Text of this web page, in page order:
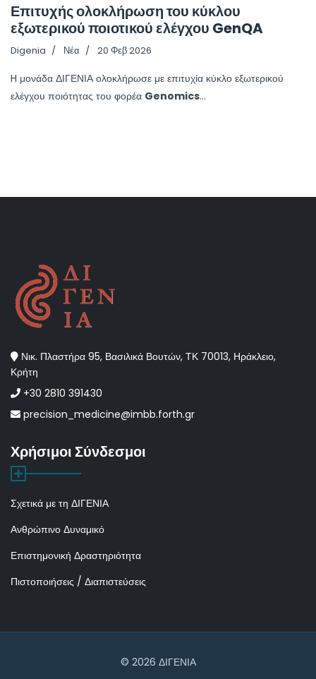
Επιτυχής ολοκλήρωση του κύκλου
εξωτερικού ποιοτικού ελέγχου GenQA
Digenia Νέα 20 Φεβ 2026
H μονάδα ΔΙΓΕΝΙΑ ολοκλήρωσε με επιτυχία κύκλο εξωτερικού
ελέγχου ποιότητας του φορέα Genomics...
Νικ. Πλαστήρα 95, Βασιλικά Βουτών, ΤΚ 70013, Ηράκλειο,
Κρήτη
+30 2810 391430
precision_medicine@imbb.forth.gr
Χρήσιμοι Σύνδεσμοι
Σχετικά με τη ΔΙΓΕΝΙΑ
Ανθρώπινο Δυναμικό
Επιστημονική Δραστηριότητα
Πιστοποιήσεις / Διαπιστεύσεις
© 2026 ΔΙΓΕΝΙΑ